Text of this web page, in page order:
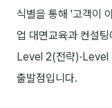
식별을 통해 '고객이
업 대면교육과 컨설
Level 2(전략)·Level
출발점입니다.